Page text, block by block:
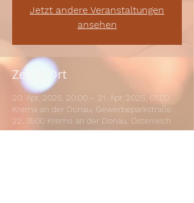
Jetzt andere Veranstaltungen
ansehen
Zeit & Ort
20. Apr. 2025, 20:00 – 21. Apr. 2025, 01:00
Krems an der Donau, Gewerbeparkstraße
22, 3500 Krems an der Donau, Österreich